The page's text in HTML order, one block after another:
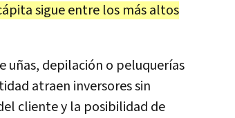
sigue entre los más altos
uñas, depilación o peluquerías
atraen inversores sin
cliente y la posibilidad de